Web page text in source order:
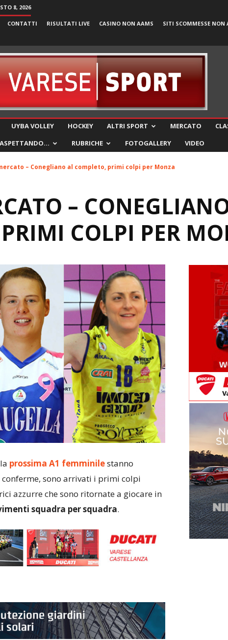
8, 2026
CONTATTI RISULTATI LIVE CASINO NON AAMS SITI SCOMMESSE NON
UYBA VOLLEY HOCKEY ALTRI SPORT MERCATO
ASPETTANDO… RUBRICHE FOTOGALLERY VIDEO
– Conegliano al completo, primi colpi per Monza
–
COLPI PER
prossima A1 femminilestanno
sono arrivati i primi colpi
azzurre che sono ritornate a giocare in
squadra per squadra.